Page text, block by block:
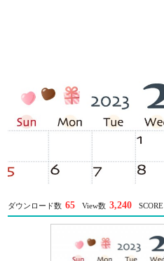
ダウンロード数 65 View数 3,240 SCORE